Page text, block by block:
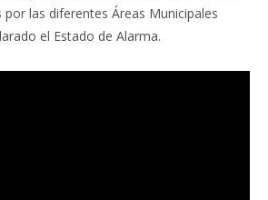
las diferentes Áreas Municipales
el Estado de Alarma.